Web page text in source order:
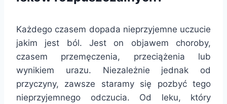
Każdego czasem dopada nieprzyjemne uczucie
jakim jest ból. Jest on objawem choroby,
czasem przemęczenia, przeciążenia lub
wynikiem urazu. Niezależnie jednak od
przyczyny, zawsze staramy się pozbyć tego
nieprzyjemnego odczucia. Od leku, który